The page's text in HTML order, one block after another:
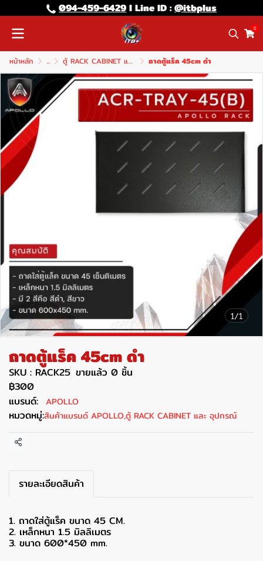
094-459-6429l Line lD :@itbplus
0
หน้าหลัก ... ตู้ RACK CABINET และ อุปกรณ์ ถาดตู้แร็ค 45cm ดำ
1/1
ถาดตู้แร็ค 45cm ดำ
SKU : RACK25 ขายแล้ว 0 ชิ้น
฿300
แบรนด์: APOLLO
หมวดหมู่:สินค้าแบรนด์ APOLLO,ตู้ RACK CABINET และ อุปกรณ์
แชร์
รายละเอียดสินค้า
1. ถาดใส่ตู้แร็ค ขนาด 45 CM.
2. เหล็กหนา 1.5 มิลลิเมตร
3. ขนาด 600*450 mm.